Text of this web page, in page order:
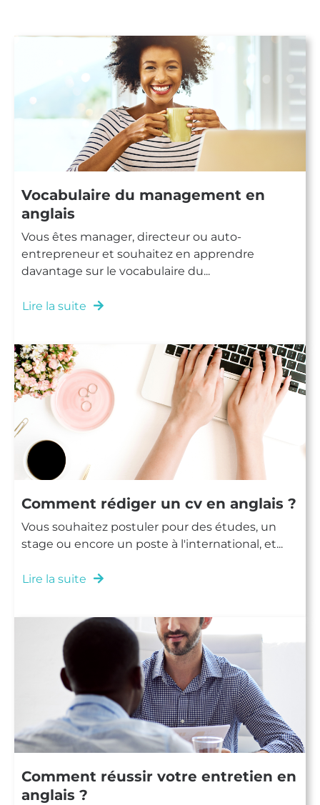
Vocabulaire du management en
anglais
Vous êtes manager, directeur ou auto-
entrepreneur et souhaitez en apprendre
davantage sur le vocabulaire du...
Lire la suite
Comment rédiger un cv en anglais ?
Vous souhaitez postuler pour des études, un
stage ou encore un poste à l'international, et...
Lire la suite
Comment réussir votre entretien en
anglais ?